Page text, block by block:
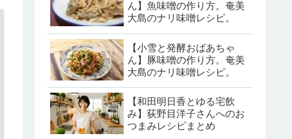
ん】魚味噌の作り方。奄美
大島のナリ味噌レシピ。
【小雪と発酵おばあちゃ
ん】豚味噌の作り方。奄美
大島のナリ味噌レシピ。
【和田明日香とゆる宅飲
み】荻野目洋子さんへのお
つまみレシピまとめ